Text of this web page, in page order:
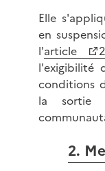
Elle
en
l'article
l'exigibilité
conditions
la sortie
2.